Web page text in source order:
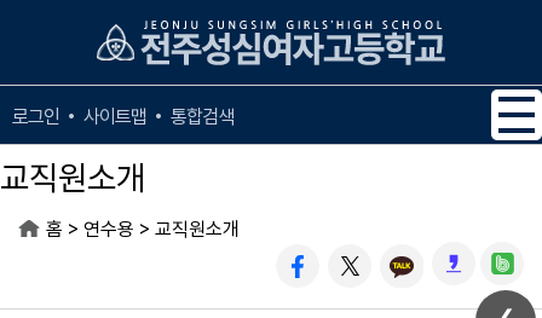
로그인 사이트맵 통합검색
교직원소개
홈 > 연수용 > 교직원소개